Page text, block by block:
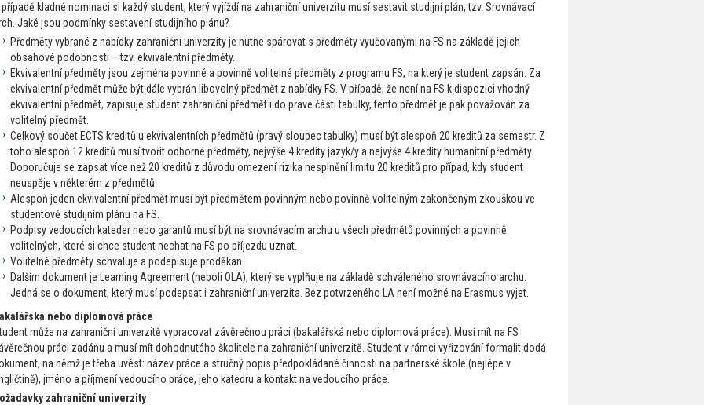
případě kladné nominaci si každý student, který vyjíždí na zahraniční univerzitu musí sestavit studijní plán, tzv. Srovnávací
Jaké jsou podmínky sestavení studijního plánu?
Předměty vybrané z nabídky zahraniční univerzity je nutné spárovat s předměty vyučovanými na FS na základě jejich
obsahové podobnosti – tzv. ekvivalentní předměty.
Ekvivalentní předměty jsou zejména povinné a povinně volitelné předměty z programu FS, na který je student zapsán. Za
ekvivalentní předmět může být dále vybrán libovolný předmět z nabídky FS. V případě, že není na FS k dispozici vhodný
ekvivalentní předmět, zapisuje student zahraniční předmět i do pravé části tabulky, tento předmět je pak považován za
volitelný předmět.
Celkový součet ECTS kreditů u ekvivalentních předmětů (pravý sloupec tabulky) musí být alespoň 20 kreditů za semestr. Z
toho alespoň 12 kreditů musí tvořit odborné předměty, nejvýše 4 kredity jazyk/y a nejvýše 4 kredity humanitní předměty.
Doporučuje se zapsat více než 20 kreditů z důvodu omezení rizika nesplnění limitu 20 kreditů pro případ, kdy student
neuspěje v některém z předmětů.
Alespoň jeden ekvivalentní předmět musí být předmětem povinným nebo povinně volitelným zakončeným zkouškou ve
studentově studijním plánu na FS.
Podpisy vedoucích kateder nebo garantů musí být na srovnávacím archu u všech předmětů povinných a povinně
volitelných, které si chce student nechat na FS po příjezdu uznat.
Volitelné předměty schvaluje a podepisuje proděkan.
Dalším dokument je Learning Agreement (neboli OLA), který se vyplňuje na základě schváleného srovnávacího archu.
Jedná se o dokument, který musí podepsat i zahraniční univerzita. Bez potvrzeného LA není možné na Erasmus vyjet.
nebo diplomová práce
může na zahraniční univerzitě vypracovat závěrečnou práci (bakalářská nebo diplomová práce). Musí mít na FS
práci zadánu a musí mít dohodnutého školitele na zahraniční univerzitě. Student v rámci vyřizování formalit dodá
na němž je třeba uvést: název práce a stručný popis předpokládané činnosti na partnerské škole (nejlépe v
jméno a příjmení vedoucího práce, jeho katedru a kontakt na vedoucího práce.
zahraniční univerzity